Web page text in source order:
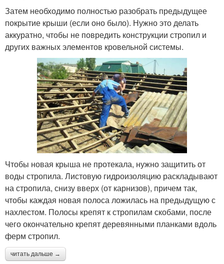
Затем необходимо полностью разобрать предыдущее
покрытие крыши (если оно было). Нужно это делать
аккуратно, чтобы не повредить конструкции стропил и
других важных элементов кровельной системы.
Чтобы новая крыша не протекала, нужно защитить от
воды стропила. Листовую гидроизоляцию раскладывают
на стропила, снизу вверх (от карнизов), причем так,
чтобы каждая новая полоса ложилась на предыдущую с
нахлестом. Полосы крепят к стропилам скобами, после
чего окончательно крепят деревянными планками вдоль
ферм стропил.
читать дальше →